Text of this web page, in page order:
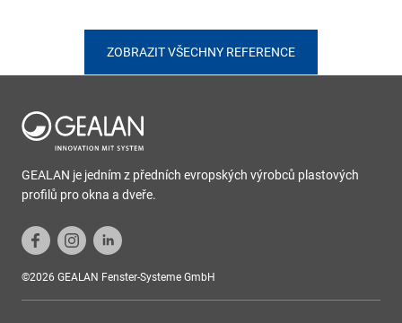
ZOBRAZIT VŠECHNY REFERENCE
GEALAN je jedním z předních evropských výrobců plastových
profilů pro okna a dveře.
©2026 GEALAN Fenster-Systeme GmbH